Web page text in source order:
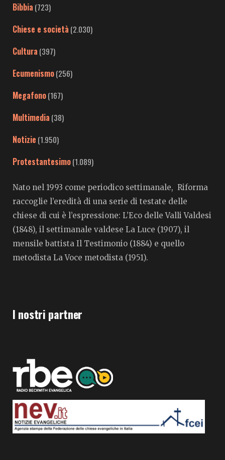
Bibbia (723)
Chiese e società (2.030)
Cultura (397)
Ecumenismo(256)
Megafono(167)
Multimedia (38)
Notizie (1.950)
Protestantesimo(1.089)
Nato nel 1993 come periodico settimanale, Riforma
raccoglie l’eredità di una serie di testate delle
chiese di cui è l’espressione: L’Eco delle Valli Valdesi
(1848), il settimanale valdese La Luce (1907), il
mensile battista Il Testimonio (1884) e quello
metodista La Voce metodista (1951).
I nostri partner